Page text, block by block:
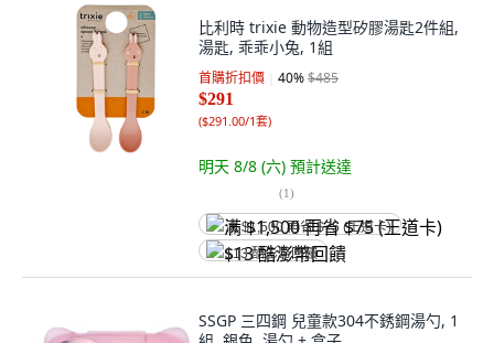
比利時 trixie 動物造型矽膠湯匙2件組,
湯匙, 乖乖小兔, 1組
首購折扣價 40%$485
$291
($291.00/1套)
明天 8/8 (六) 預計送達
(1)
满 $1,500 再省 $75 (王道卡)
$13 酷澎幣回饋
SSGP 三四鋼 兒童款304不銹鋼湯勺, 1